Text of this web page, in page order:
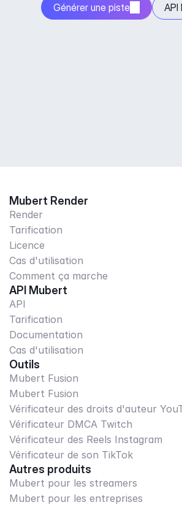
Générer une piste API
Mubert Render
Render
Tarification
Licence
Cas d'utilisation
Comment ça marche
API Mubert
API
Tarification
Documentation
Cas d'utilisation
Outils
Mubert Fusion
Mubert Fusion
Vérificateur des droits d'auteur
Vérificateur DMCA Twitch
Vérificateur des Reels Instagram
Vérificateur de son TikTok
Autres produits
Mubert pour les streamers
Mubert pour les entreprises